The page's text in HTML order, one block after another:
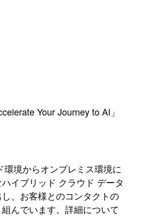
Your Journey to AI」
境からオンプレミス環境に
イブリッド クラウド データ
、お客様とのコンタクトの
んでいます。詳細について